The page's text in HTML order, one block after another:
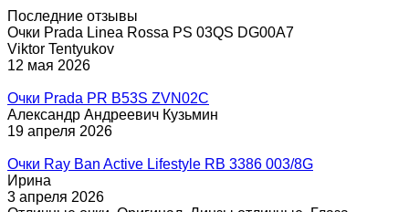
Последние отзывы
Очки Prada Linea Rossa PS 03QS DG00A7
Viktor Tentyukov
12 мая 2026
Очки Prada PR B53S ZVN02C
Александр Андреевич Кузьмин
19 апреля 2026
Очки Ray Ban Active Lifestyle RB 3386 003/8G
Ирина
3 апреля 2026